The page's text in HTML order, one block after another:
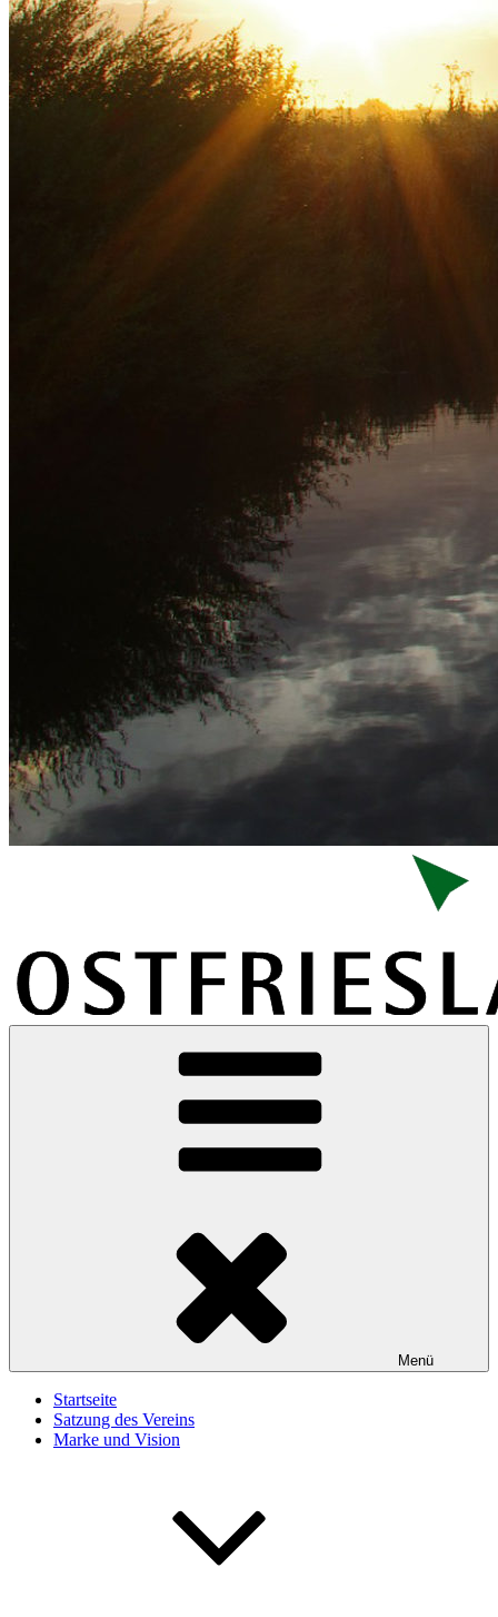
Eine weitere WordPress-Website
Menü
Startseite
Satzung des Vereins
Marke und Vision